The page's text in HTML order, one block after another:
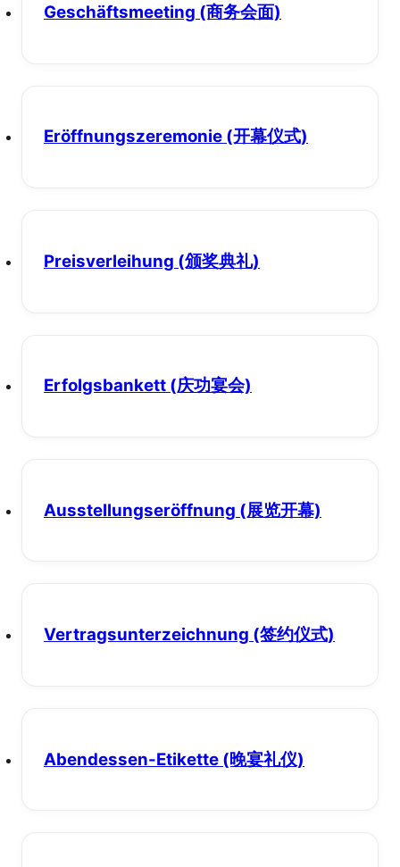
Geschäftsmeeting (商务会面)
Eröffnungszeremonie (开幕仪式)
Preisverleihung (颁奖典礼)
Erfolgsbankett (庆功宴会)
Ausstellungseröffnung (展览开幕)
Vertragsunterzeichnung (签约仪式)
Abendessen-Etikette (晚宴礼仪)